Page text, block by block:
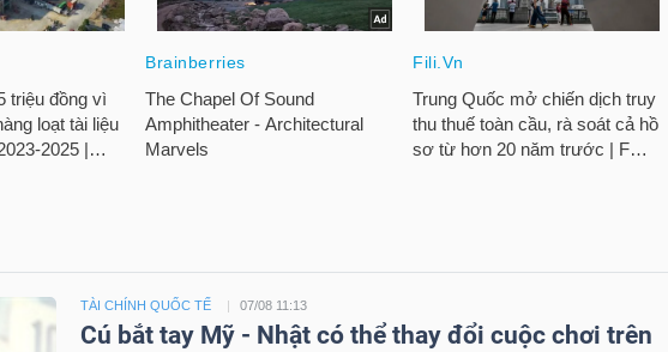
TÀI CHÍNH QUỐC TẾ 07/08 11:13
Cú bắt tay Mỹ - Nhật có thể thay đổi cuộc chơi trên